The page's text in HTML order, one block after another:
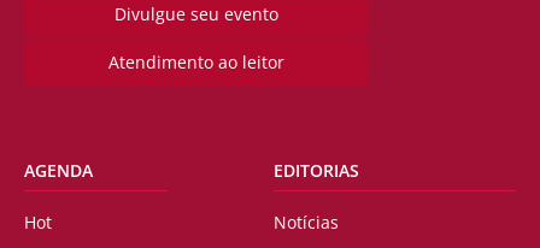
Divulgue seu evento
Atendimento ao leitor
AGENDA
Hot
EDITORIAS
Notícias